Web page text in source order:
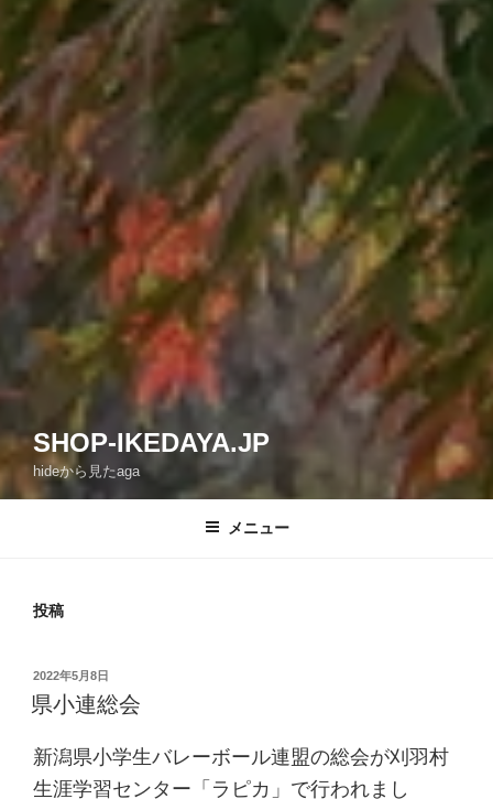
SHOP-IKEDAYA.JP
hideから見たaga
メニュー
投稿
投
稿
日:
2022年5月8日
県小連総会
新潟県小学生バレーボール連盟の総会が刈羽村
生涯学習センター「ラピカ」で行われまし